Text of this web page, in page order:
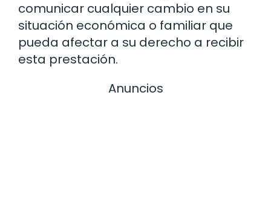
comunicar cualquier cambio en su
situación económica o familiar que
pueda afectar a su derecho a recibir
esta prestación.
Anuncios